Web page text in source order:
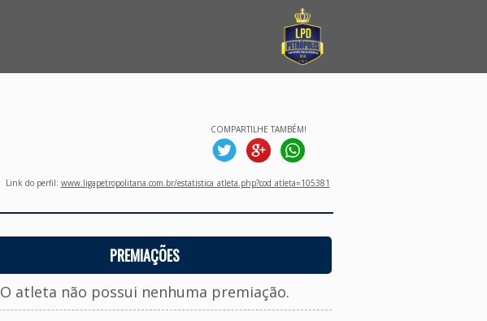
COMPARTILHE TAMBÉM!
Link do perfil: www.ligapetropolitana.com.br/estatistica_atleta.php?cod_atleta=105381
PREMIAÇÕES
O atleta não possui nenhuma premiação.